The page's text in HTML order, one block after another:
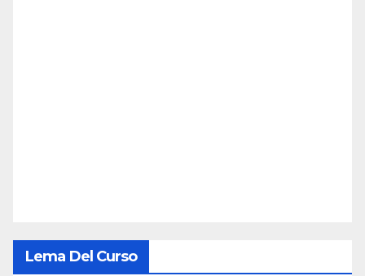
Lema Del Curso